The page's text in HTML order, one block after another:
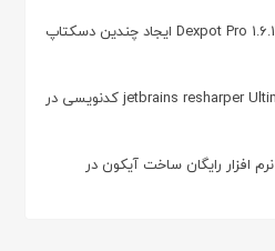
دانلود Dexpot Pro 1.6.14 Build 2439 ایجاد چندین دسکتاپ
دانلود jetbrains resharper Ultimate 2024.1.4 کدنویسی در
دانلود IconFly 3.11.1 نرم افزار رایگان ساخت آیکون در